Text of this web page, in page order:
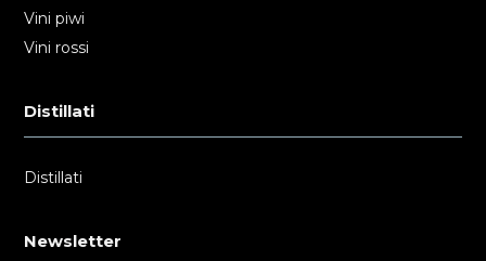
Vini piwi
Vini rossi
Distillati
Distillati
Newsletter